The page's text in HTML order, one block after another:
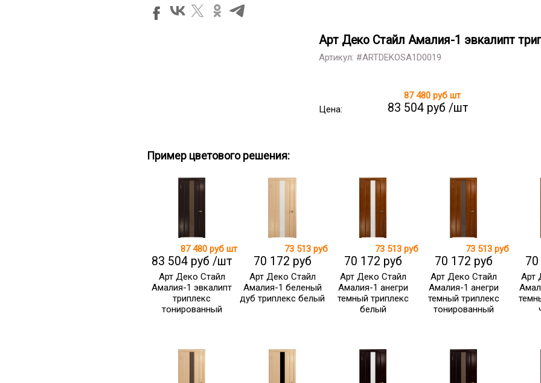
Арт Деко Стайл Амалия-1 эвкалипт
Артикул: #ARTDEKOSA1D0019
Цена:
87 480 руб шт
83 504 руб /шт
Пример цветового решения:
87 480 руб шт
83 504 руб /шт
Арт Деко Стайл
Амалия-1 эвкалипт
триплекс
тонированный
73 513 руб
70 172 руб
Арт Деко Стайл
Амалия-1 беленый
дуб триплекс белый
73 513 руб
70 172 руб
Арт Деко Стайл
Амалия-1 анегри
темный триплекс
белый
73 513 руб
70 172 руб
Арт Деко Стайл
Амалия-1 анегри
темный триплекс
тонированный
Арт